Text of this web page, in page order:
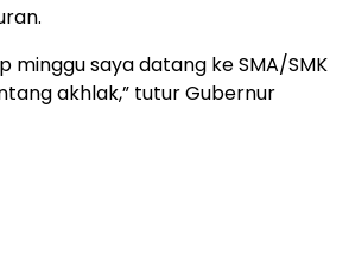
minggu saya datang ke SMA/SMK
akhlak,” tutur Gubernur